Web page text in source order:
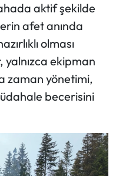
aktif şekilde
afet anında
olması
yalnızca ekipman
zaman yönetimi,
becerisini